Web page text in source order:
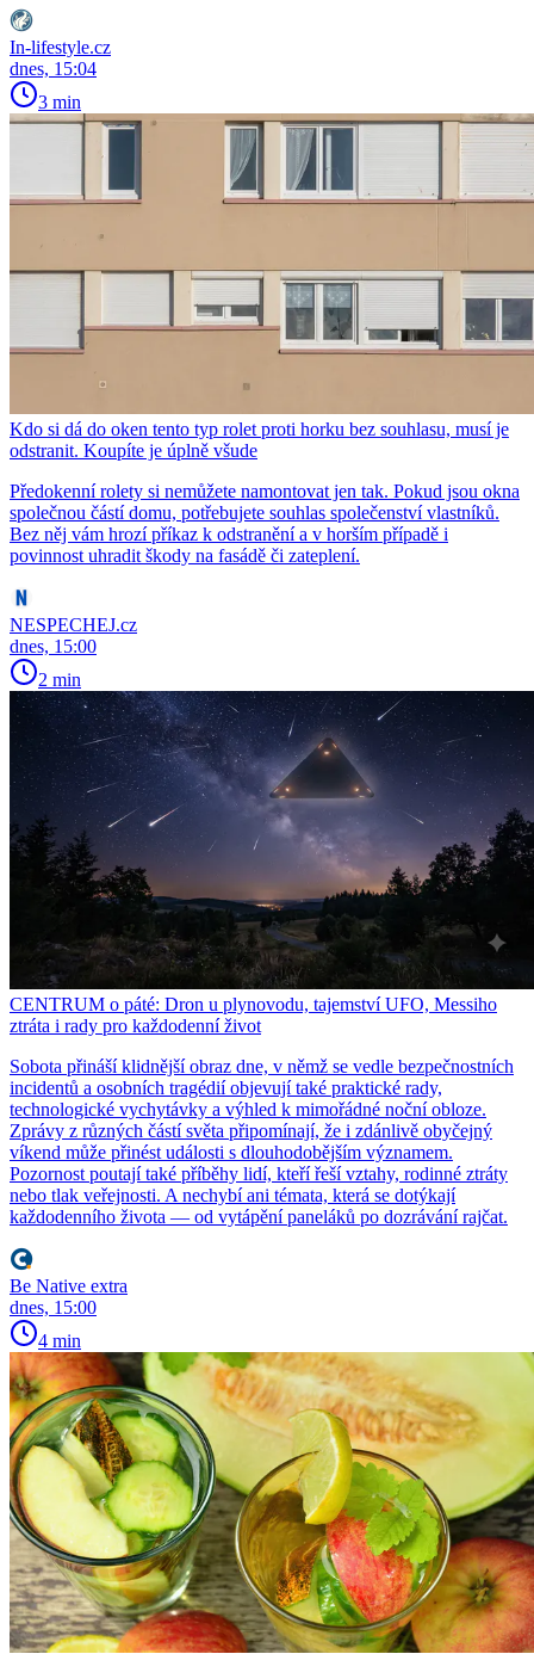
In-lifestyle.cz
dnes, 15:04
3 min
Kdo si dá do oken tento typ rolet proti horku bez souhlasu, musí je
odstranit. Koupíte je úplně všude
Předokenní rolety si nemůžete namontovat jen tak. Pokud jsou okna
společnou částí domu, potřebujete souhlas společenství vlastníků.
Bez něj vám hrozí příkaz k odstranění a v horším případě i
povinnost uhradit škody na fasádě či zateplení.
NESPECHEJ.cz
dnes, 15:00
2 min
CENTRUM o páté: Dron u plynovodu, tajemství UFO, Messiho
ztráta i rady pro každodenní život
Sobota přináší klidnější obraz dne, v němž se vedle bezpečnostních
incidentů a osobních tragédií objevují také praktické rady,
technologické vychytávky a výhled k mimořádné noční obloze.
Zprávy z různých částí světa připomínají, že i zdánlivě obyčejný
víkend může přinést události s dlouhodobějším významem.
Pozornost poutají také příběhy lidí, kteří řeší vztahy, rodinné ztráty
nebo tlak veřejnosti. A nechybí ani témata, která se dotýkají
každodenního života — od vytápění paneláků po dozrávání rajčat.
Be Native extra
dnes, 15:00
4 min